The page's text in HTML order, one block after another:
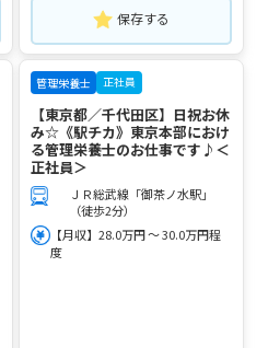
保存する
管理栄養士 正社員
【東京都／千代田区】日祝お休
み☆《駅チカ》東京本部におけ
る管理栄養士のお仕事です♪＜
正社員＞
ＪＲ総武線「御茶ノ水駅」
（徒歩2分）
【月収】28.0万円 ～ 30.0万円程
度